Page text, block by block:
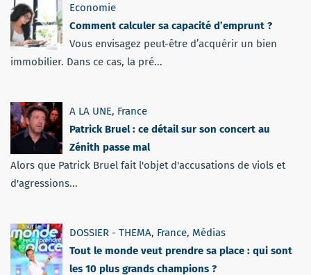
Economie
Comment calculer sa capacité d’emprunt ?
Vous envisagez peut-être d’acquérir un bien
immobilier. Dans ce cas, la pré...
A LA UNE, France
Patrick Bruel : ce détail sur son concert au
Zénith passe mal
Alors que Patrick Bruel fait l'objet d'accusations de viols et
d'agressions...
DOSSIER - THEMA, France, Médias
Tout le monde veut prendre sa place : qui sont
les 10 plus grands champions ?